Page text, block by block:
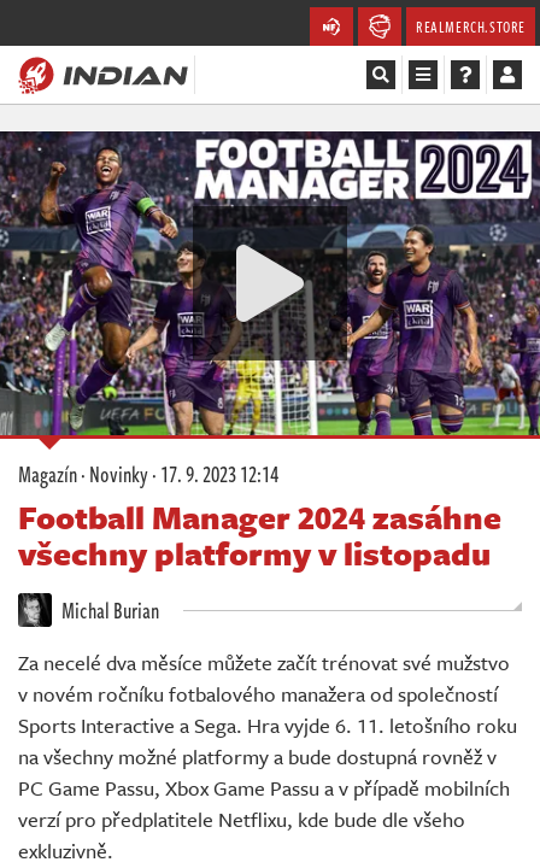
REALMERCH.STORE
Magazín
Recenze
Videa
Soutěže
Databáze
Komunita
Redakce
Živě
Magazín·Novinky·17. 9. 2023 12:14
Football Manager 2024 zasáhne
všechny platformy v listopadu
Michal Burian
Za necelé dva měsíce můžete začít trénovat své mužstvo
v novém ročníku fotbalového manažera od společností
Sports Interactive a Sega. Hra vyjde 6. 11. letošního roku
na všechny možné platformy a bude dostupná rovněž v
PC Game Passu, Xbox Game Passu a v případě mobilních
verzí pro předplatitele Netflixu, kde bude dle všeho
exkluzivně.